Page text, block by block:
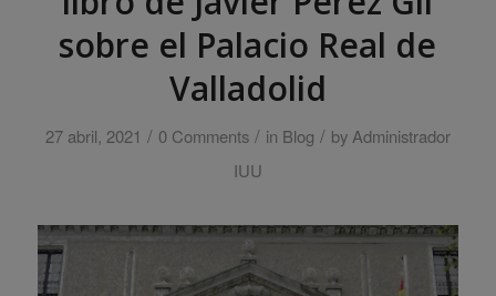
sobre el Palacio Real de
Valladolid
27 abril, 2021 / 0 Comments / in Blog / by Administrador
IUU